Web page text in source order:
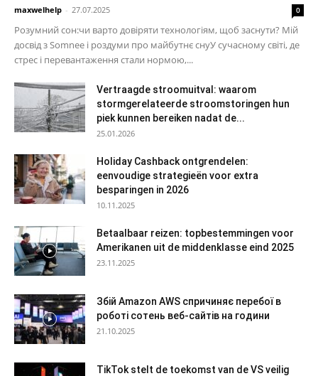
maxwelhelp - 27.07.2025 0
Розумний сон:чи варто довіряти технологіям, щоб заснути? Мій
досвід з Somnee і роздуми про майбутнє снуУ сучасному світі, де
стрес і перевантаження стали нормою,...
Vertraagde stroomuitval: waarom
stormgerelateerde stroomstoringen hun
piek kunnen bereiken nadat de...
25.01.2026
Holiday Cashback ontgrendelen:
eenvoudige strategieën voor extra
besparingen in 2026
10.11.2025
Betaalbaar reizen: topbestemmingen voor
Amerikanen uit de middenklasse eind 2025
23.11.2025
Збій Amazon AWS спричиняє перебої в
роботі сотень веб-сайтів на години
21.10.2025
TikTok stelt de toekomst van de VS veilig